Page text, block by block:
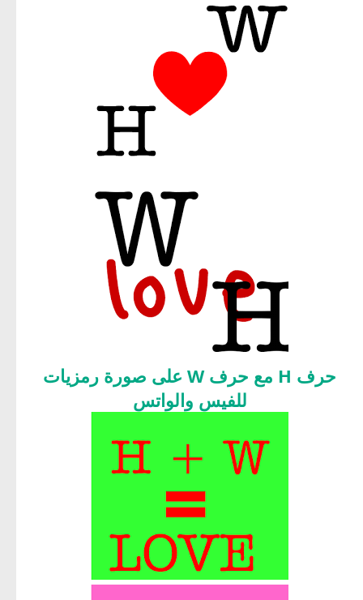
حرف H مع حرف W على صورة رمزيات
للفيس والواتس